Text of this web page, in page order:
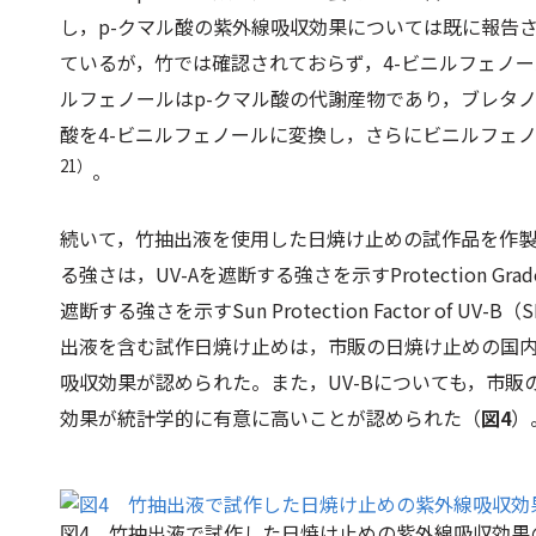
し， p-クマル酸の紫外線吸収効果については既に報告
ているが，竹では確認されておらず，4-ビニルフェノ
ルフェノールはp-クマル酸の代謝産物であり，ブレタ
酸を4-ビニルフェノールに変換し，さらにビニルフェ
21） 。
続いて，竹抽出液を使用した日焼け止めの試作品を作
る強さは，UV-Aを遮断する強さを示すProtection
遮断する強さを示すSun Protection Factor of UV-B（
出液を含む試作日焼け止めは，市販の日焼け止めの国
吸収効果が認められた。また，UV-Bについても，市
効果が統計学的に有意に高いことが認められた（図4）